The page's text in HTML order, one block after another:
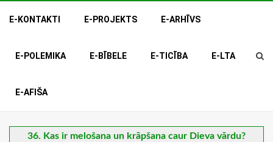
E-KONTAKTI E-PROJEKTS E-ARHĪVS
E-POLEMIKA E-BĪBELE E-TICĪBA E-LTA
E-AFIŠA
36. Kas ir melošana un krāpšana caur Dieva vārdu?